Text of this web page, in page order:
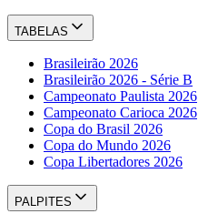
TABELAS
Brasileirão 2026
Brasileirão 2026 - Série B
Campeonato Paulista 2026
Campeonato Carioca 2026
Copa do Brasil 2026
Copa do Mundo 2026
Copa Libertadores 2026
PALPITES